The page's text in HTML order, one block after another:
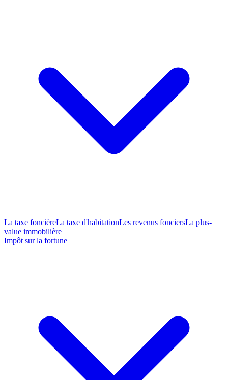
La taxe foncièreLa taxe d'habitationLes revenus fonciersLa plus-
value immobilière
Impôt sur la fortune